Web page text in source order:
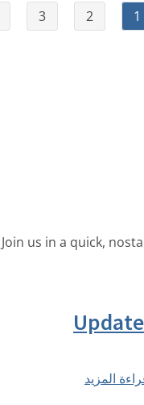
1
2
3
us in a quick,
المزيد